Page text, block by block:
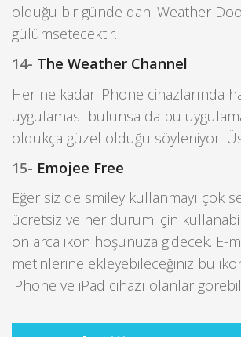
olduğu bir günde dahi Weather
gülümsetecektir.
14- The Weather Channel
Her ne kadar iPhone cihazlarında
uygulaması bulunsa da bu
oldukça güzel olduğu söyleniyor.
15- Emojee Free
Eğer siz de smiley kullanmayı çok
ücretsiz ve her durum için
onlarca ikon hoşunuza gidecek. E-
metinlerine ekleyebileceğiniz bu
iPhone ve iPad cihazı olanlar